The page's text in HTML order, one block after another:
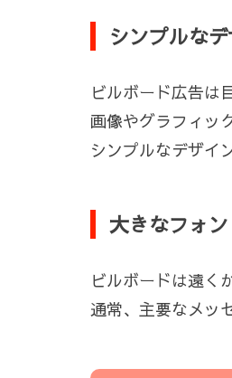
シンプルな
ビルボード広告は
画像やグラフィッ
シンプルなデザイ
大きなフォ
ビルボードは遠く
通常、主要なメッ